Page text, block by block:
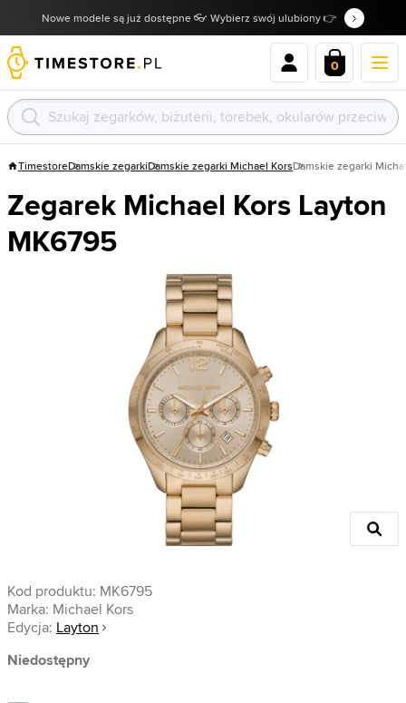
Nowe modele są już dostępne 👓 Wybierz swój ulubiony 👉
0
TimestoreDamskie zegarkiDamskie zegarki Michael KorsDamskie zegarki
Zegarek Michael Kors Layton
MK6795
Kod produktu: MK6795
Marka: Michael Kors
Edycja: Layton
Niedostępny